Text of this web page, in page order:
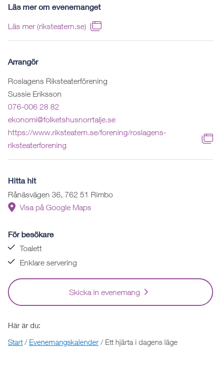
Läs mer om evenemanget
Läs mer (riksteatern.se)
Arrangör
Roslagens Riksteaterförening
Sussie Eriksson
076-006 28 82
ekonomi@folketshusnorrtalje.se
https://www.riksteatern.se/forening/roslagens-
riksteaterforening
Hitta hit
Rånäsvägen 36, 762 51 Rimbo
Visa på Google Maps
För besökare
Toalett
Enklare servering
Skicka in evenemang
Här är du:
Start / Evenemangskalender / Ett hjärta i dagens läge